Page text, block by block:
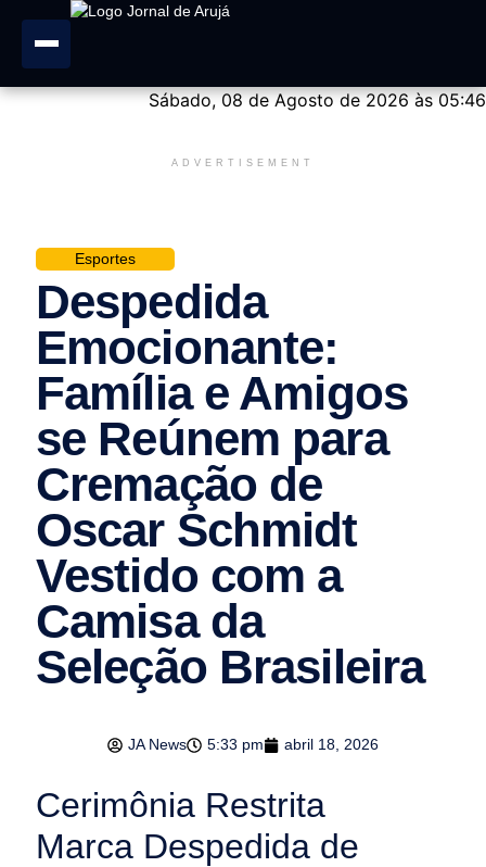
Sábado, 08 de Agosto de 2026 às 05:46
ADVERTISEMENT
Esportes
Despedida
Emocionante:
Família e Amigos
se Reúnem para
Cremação de
Oscar Schmidt
Vestido com a
Camisa da
Seleção Brasileira
JA News 5:33 pm abril 18, 2026
Cerimônia Restrita
Marca Despedida de